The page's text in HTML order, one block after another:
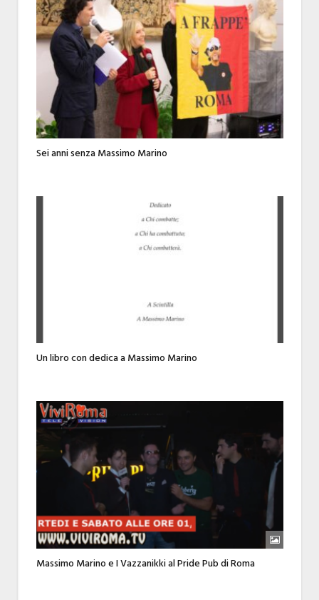
Sei anni senza Massimo Marino
Un libro con dedica a Massimo Marino
Massimo Marino e I Vazzanikki al Pride Pub di Roma